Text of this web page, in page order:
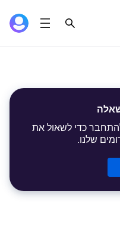
כדי לשאול את
שלנו.